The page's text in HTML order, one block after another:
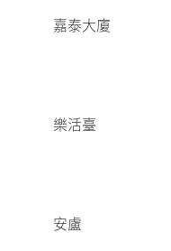
嘉泰大廈
樂活臺
安盧